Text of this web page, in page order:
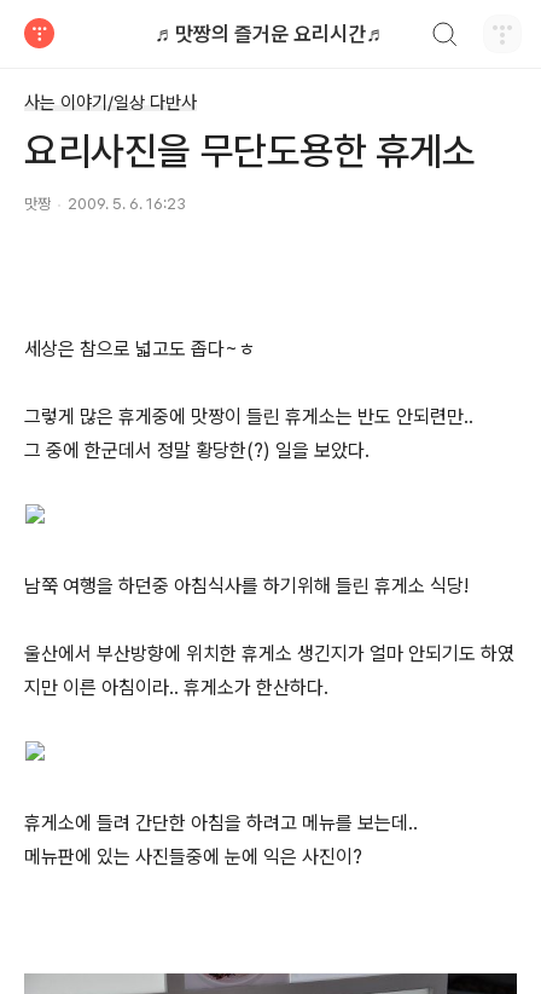
♬맛짱의 즐거운 요리시간♬
사는 이야기/일상 다반사
요리사진을 무단도용한 휴게소
맛짱 2009. 5. 6. 16:23
세상은 참으로 넓고도 좁다~ㅎ
그렇게 많은 휴게중에 맛짱이 들린 휴게소는 반도 안되련만..
그 중에 한군데서 정말 황당한(?) 일을 보았다.
남쭉 여행을 하던중 아침식사를 하기위해 들린 휴게소 식당!
울산에서 부산방향에 위치한 휴게소 생긴지가 얼마 안되기도 하였
지만 이른 아침이라.. 휴게소가 한산하다.
휴게소에 들려 간단한 아침을 하려고 메뉴를 보는데..
메뉴판에 있는 사진들중에 눈에 익은 사진이?